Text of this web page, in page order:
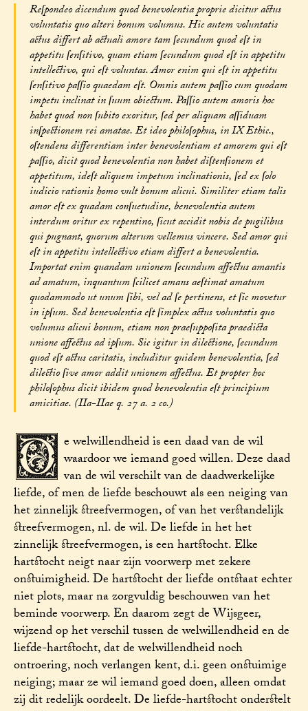
Reſpondeo dicendum quod benevolentia proprie dicitur actus
voluntatis quo alteri bonum volumus. Hic autem voluntatis
actus differt ab actuali amore tam ſecundum quod eſt in
appetitu ſenſitivo, quam etiam ſecundum quod eſt in appetitu
intellectivo, qui eſt voluntas. Amor enim qui eſt in appetitu
ſenſitivo paſſio quaedam eſt. Omnis autem paſſio cum quodam
impetu inclinat in ſuum obiectum. Paſſio autem amoris hoc
habet quod non ſubito exoritur, ſed per aliquam aſſiduam
inſpectionem rei amatae. Et ideo philoſophus, in IX Ethic.,
oſtendens differentiam inter benevolentiam et amorem qui eſt
paſſio, dicit quod benevolentia non habet diſtenſionem et
appetitum, ideſt aliquem impetum inclinationis, ſed ex ſolo
iudicio rationis homo vult bonum alicui. Similiter etiam talis
amor eſt ex quadam conſuetudine, benevolentia autem
interdum oritur ex repentino, ſicut accidit nobis de pugilibus
qui pugnant, quorum alterum vellemus vincere. Sed amor qui
eſt in appetitu intellectivo etiam differt a benevolentia.
Importat enim quandam unionem ſecundum affectus amantis
ad amatum, inquantum ſcilicet amans aeſtimat amatum
quodammodo ut unum ſibi, vel ad ſe pertinens, et ſic movetur
in ipſum. Sed benevolentia eſt ſimplex actus voluntatis quo
volumus alicui bonum, etiam non praeſuppoſita praedicta
unione affectus ad ipſum. Sic igitur in dilectione, ſecundum
quod eſt actus caritatis, includitur quidem benevolentia, ſed
dilectio ſive amor addit unionem affectus. Et propter hoc
philoſophus dicit ibidem quod benevolentia eſt principium
amicitiae. (IIa-IIae q. 27 a. 2 co.)
De welwillendheid is een daad van de wil
waardoor we iemand goed willen. Deze daad
van de wil verschilt van de daadwerkelijke
liefde, of men de liefde beschouwt als een neiging van
het zinnelijk streefvermogen, of van het verstandelijk
streefvermogen, nl. de wil. De liefde in het het
zinnelijk streefvermogen, is een hartstocht. Elke
hartstocht neigt naar zijn voorwerp met zekere
onstuimigheid. De hartstocht der liefde ontstaat echter
niet plots, maar na zorgvuldig beschouwen van het
beminde voorwerp. En daarom zegt de Wijsgeer,
wijzend op het verschil tussen de welwillendheid en de
liefde-hartstocht, dat de welwillendheid noch
ontroering, noch verlangen kent, d.i. geen onstuimige
neiging; maar ze wil iemand goed doen, alleen omdat
zij dit redelijk oordeelt. De liefde-hartstocht onderstelt